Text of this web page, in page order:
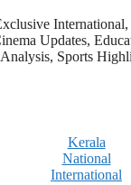
Updates,
Sports
Kerala
National
International